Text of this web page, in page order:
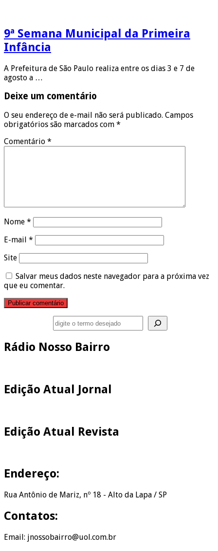
9ª Semana Municipal da Primeira
Infância
A Prefeitura de São Paulo realiza entre os dias 3 e 7 de
agosto a …
Deixe um comentário
O seu endereço de e-mail não será publicado. Campos
obrigatórios são marcados com *
Comentário *
Nome *
E-mail *
Site
Salvar meus dados neste navegador para a próxima vez
que eu comentar.
Rádio Nosso Bairro
Edição Atual Jornal
Edição Atual Revista
Endereço:
Rua Antônio de Mariz, nº 18 - Alto da Lapa / SP
Contatos:
Email: jnossobairro@uol.com.br